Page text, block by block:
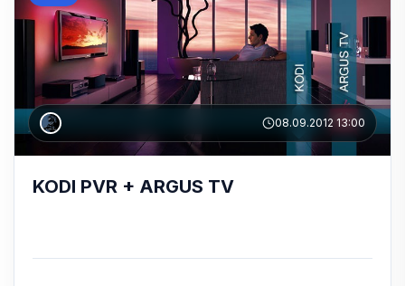
08.09.2012 13:00
KODI PVR + ARGUS TV